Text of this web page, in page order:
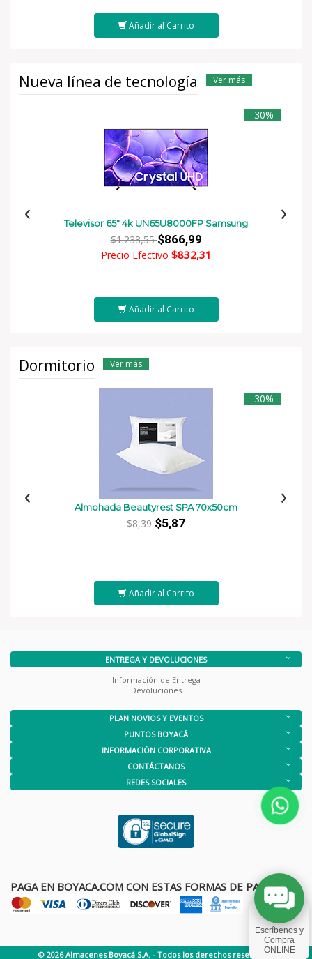
Añadir al Carrito
Nueva línea de tecnología Ver más
-30%
Televisor 65" 4k UN65U8000FP Samsung
$1.238,55$866,99
Precio Efectivo $832,31
Añadir al Carrito
‹ ›
Dormitorio Ver más
-30%
Almohada Beautyrest SPA 70x50cm
$8,39$5,87
Añadir al Carrito
‹ ›
ENTREGA Y DEVOLUCIONES
Información de Entrega
Devoluciones
PLAN NOVIOS Y EVENTOS
PUNTOS BOYACÁ
INFORMACIÓN CORPORATIVA
CONTÁCTANOS
REDES SOCIALES
PAGA EN BOYACA.COM CON ESTAS FORMAS DE PAGO
© 2026 Almacenes Boyacá S.A. - Todos los derechos reservados